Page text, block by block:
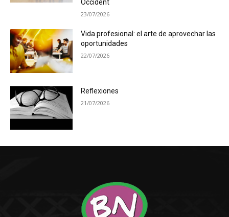
Occident
23/07/2026
Vida profesional: el arte de aprovechar las
oportunidades
22/07/2026
Reflexiones
21/07/2026